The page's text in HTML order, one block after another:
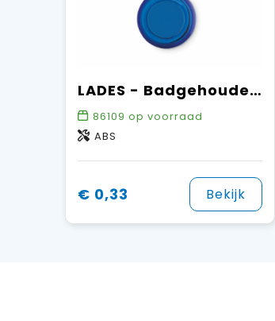
LADES - Badgehouder aan koordje
86109 op voorraad
ABS
€ 0,33 Bekijk